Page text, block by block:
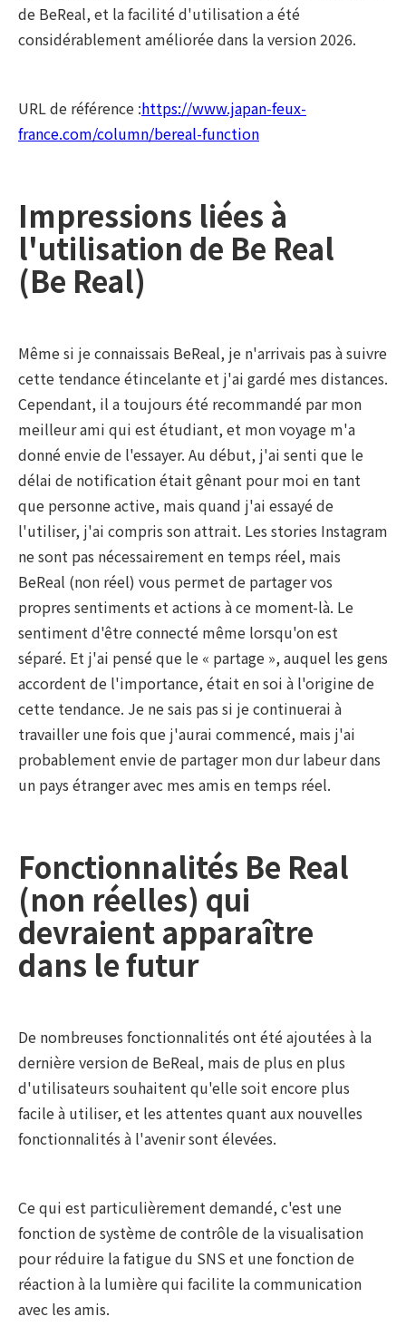
de BeReal, et la facilité d'utilisation a été
considérablement améliorée dans la version 2026.
URL de référence :https://www.japan-feux-
france.com/column/bereal-function
Impressions liées à
l'utilisation de Be Real
(Be Real)
Même si je connaissais BeReal, je n'arrivais pas à suivre
cette tendance étincelante et j'ai gardé mes distances.
Cependant, il a toujours été recommandé par mon
meilleur ami qui est étudiant, et mon voyage m'a
donné envie de l'essayer. Au début, j'ai senti que le
délai de notification était gênant pour moi en tant
que personne active, mais quand j'ai essayé de
l'utiliser, j'ai compris son attrait. Les stories Instagram
ne sont pas nécessairement en temps réel, mais
BeReal (non réel) vous permet de partager vos
propres sentiments et actions à ce moment-là. Le
sentiment d'être connecté même lorsqu'on est
séparé. Et j'ai pensé que le « partage », auquel les gens
accordent de l'importance, était en soi à l'origine de
cette tendance. Je ne sais pas si je continuerai à
travailler une fois que j'aurai commencé, mais j'ai
probablement envie de partager mon dur labeur dans
un pays étranger avec mes amis en temps réel.
Fonctionnalités Be Real
(non réelles) qui
devraient apparaître
dans le futur
De nombreuses fonctionnalités ont été ajoutées à la
dernière version de BeReal, mais de plus en plus
d'utilisateurs souhaitent qu'elle soit encore plus
facile à utiliser, et les attentes quant aux nouvelles
fonctionnalités à l'avenir sont élevées.
Ce qui est particulièrement demandé, c'est une
fonction de système de contrôle de la visualisation
pour réduire la fatigue du SNS et une fonction de
réaction à la lumière qui facilite la communication
avec les amis.